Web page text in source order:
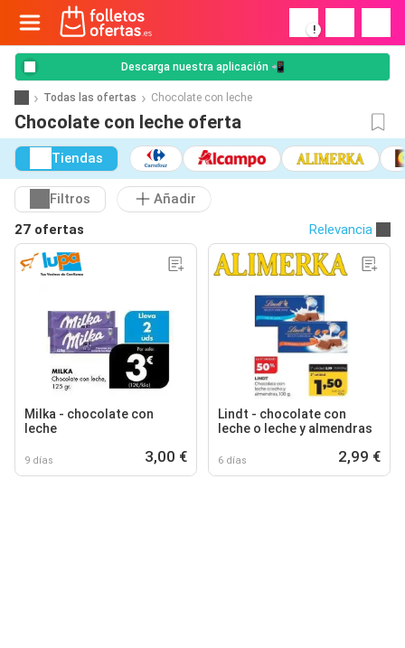
!
Descarga nuestra aplicación 📲
Todas las ofertas Chocolate con leche
Chocolate con leche oferta
Tiendas
Filtros
Añadir
27 ofertas
Relevancia
Milka - chocolate con
leche
9 días 3,00 €
Lindt - chocolate con
leche o leche y almendras
6 días 2,99 €